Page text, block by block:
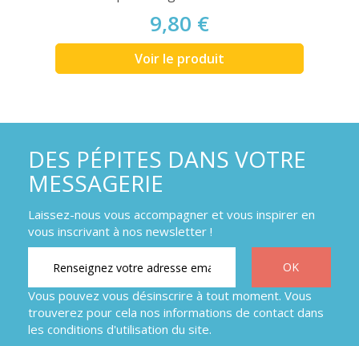
9,80 €
Voir le produit
DES PÉPITES DANS VOTRE
MESSAGERIE
Laissez-nous vous accompagner et vous inspirer en
vous inscrivant à nos newsletter !
Vous pouvez vous désinscrire à tout moment. Vous
trouverez pour cela nos informations de contact dans
les conditions d'utilisation du site.